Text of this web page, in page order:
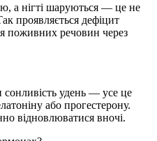
а нігті шаруються — це не
проявляється дефіцит
поживних речовин через
сонливість удень — усе це
або прогестерону.
відновлюватися вночі.